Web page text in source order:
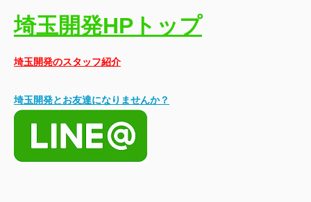
埼玉開発HPトップ
埼玉開発のスタッフ紹介
埼玉開発とお友達になりませんか？